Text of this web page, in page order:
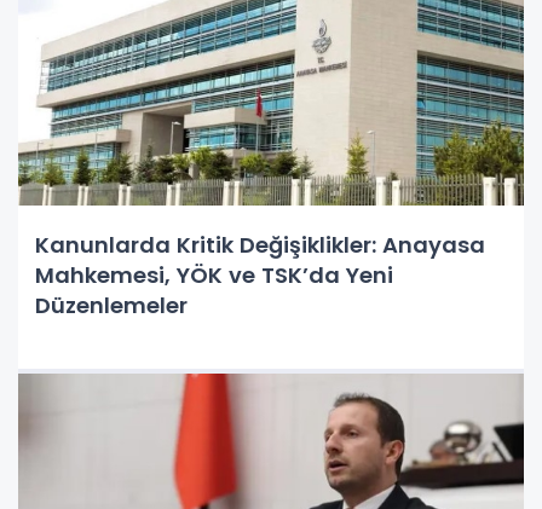
Kanunlarda Kritik Değişiklikler: Anayasa
Mahkemesi, YÖK ve TSK’da Yeni
Düzenlemeler